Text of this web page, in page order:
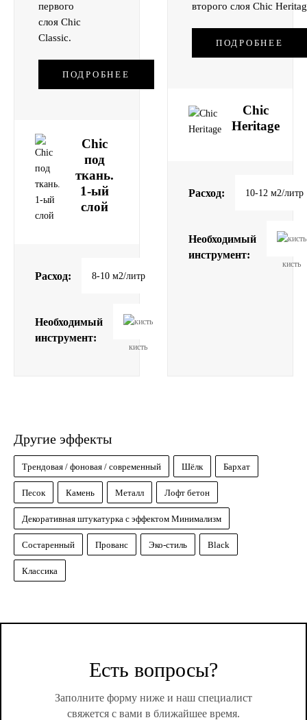
первого
слоя Chic
Classic.
ПОДРОБНЕЕ
Chic
под
ткань.
1-ый
слой
Расход: 8-10 м2/литр
Необходимый
инструмент:
кисть
второго слоя Chic
ПОДРОБНЕЕ
Chic
Heritage
Расход: 10-12 м2/литр
Необходимый
инструмент:
кисть
Другие эффекты
Трендовая / фоновая / современный Шёлк Бархат
Песок Камень Металл Лофт бетон
Декоративная штукатурка с эффектом Минимализм
Состаренный Прованс Эко-стиль Black
Классика
Есть вопросы?
Заполните форму ниже и наш специалист
свяжется с вами в ближайшее время.